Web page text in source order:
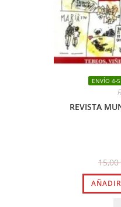
ENVÍO 4-5
REVISTA
15,00